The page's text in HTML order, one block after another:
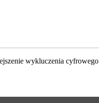
wykluczenia cyfrowego